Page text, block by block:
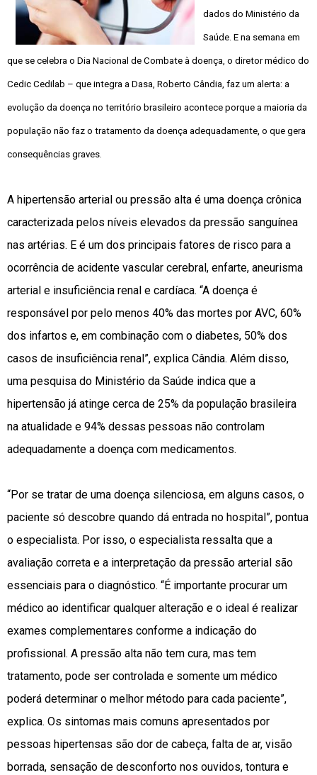
dados do Ministério da
Saúde. E na semana em
que se celebra o Dia Nacional de Combate à doença, o diretor médico do
Cedic Cedilab – que integra a Dasa, Roberto Cândia, faz um alerta: a
evolução da doença no território brasileiro acontece porque a maioria da
população não faz o tratamento da doença adequadamente, o que gera
consequências graves.
A hipertensão arterial ou pressão alta é uma doença crônica
caracterizada pelos níveis elevados da pressão sanguínea
nas artérias. E é um dos principais fatores de risco para a
ocorrência de acidente vascular cerebral, enfarte, aneurisma
arterial e insuficiência renal e cardíaca. “A doença é
responsável por pelo menos 40% das mortes por AVC, 60%
dos infartos e, em combinação com o diabetes, 50% dos
casos de insuficiência renal”, explica Cândia. Além disso,
uma pesquisa do Ministério da Saúde indica que a
hipertensão já atinge cerca de 25% da população brasileira
na atualidade e 94% dessas pessoas não controlam
adequadamente a doença com medicamentos.
“Por se tratar de uma doença silenciosa, em alguns casos, o
paciente só descobre quando dá entrada no hospital”, pontua
o especialista. Por isso, o especialista ressalta que a
avaliação correta e a interpretação da pressão arterial são
essenciais para o diagnóstico. “É importante procurar um
médico ao identificar qualquer alteração e o ideal é realizar
exames complementares conforme a indicação do
profissional. A pressão alta não tem cura, mas tem
tratamento, pode ser controlada e somente um médico
poderá determinar o melhor método para cada paciente”,
explica. Os sintomas mais comuns apresentados por
pessoas hipertensas são dor de cabeça, falta de ar, visão
borrada, sensação de desconforto nos ouvidos, tontura e